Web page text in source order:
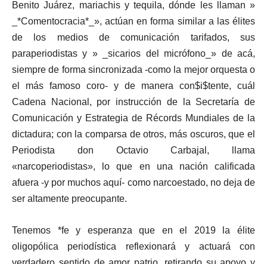
Benito Juárez, mariachis y tequila, dónde les llaman »
_*Comentocracia*_», actúan en forma similar a las élites
de los medios de comunicación tarifados, sus
paraperiodistas y » _sicarios del micrófono_» de acá,
siempre de forma sincronizada -como la mejor orquesta o
el más famoso coro- y de manera con$i$tente, cuál
Cadena Nacional, por instrucción de la Secretaría de
Comunicación y Estrategia de Récords Mundiales de la
dictadura; con la comparsa de otros, más oscuros, que el
Periodista don Octavio Carbajal, llama
«narcoperiodistas», lo que en una nación calificada
afuera -y por muchos aquí- como narcoestado, no deja de
ser altamente preocupante.
Tenemos *fe y esperanza que en el 2019 la élite
oligopólica periodística reflexionará y actuará con